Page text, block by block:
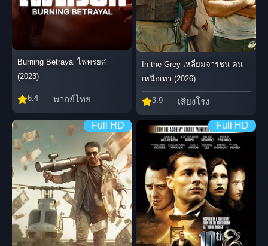
Burning Betrayal ไฟทรยศ
(2023)
6.4 พากย์ไทย
In the Grey เหลี่ยมจารชน คน
เหนือเทา (2026)
3.9 เสียงโรง
Full HD Full HD